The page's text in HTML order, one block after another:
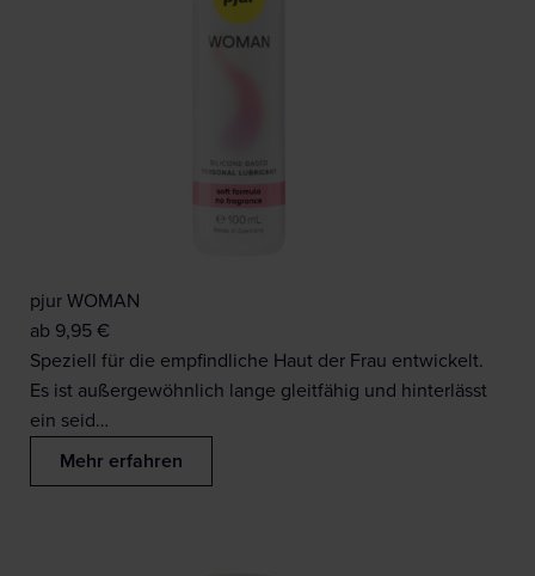
pjur WOMAN
ab 9,95 €
Speziell für die empfindliche Haut der Frau entwickelt.
Es ist außergewöhnlich lange gleitfähig und hinterlässt
ein seid…
Mehr erfahren